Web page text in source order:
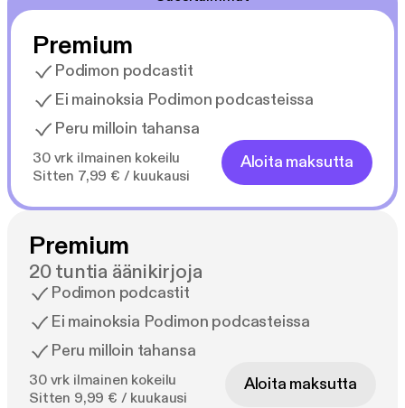
Premium
Podimon podcastit
Ei mainoksia Podimon podcasteissa
Peru milloin tahansa
30 vrk ilmainen kokeilu
Sitten 7,99 € / kuukausi
Aloita maksutta
Premium
20 tuntia äänikirjoja
Podimon podcastit
Ei mainoksia Podimon podcasteissa
Peru milloin tahansa
30 vrk ilmainen kokeilu
Sitten 9,99 € / kuukausi
Aloita maksutta